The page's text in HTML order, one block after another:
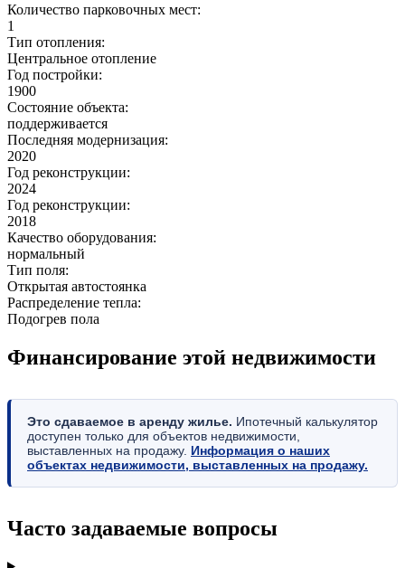
Количество парковочных мест:
1
Тип отопления:
Центральное отопление
Год постройки:
1900
Состояние объекта:
поддерживается
Последняя модернизация:
2020
Год реконструкции:
2024
Год реконструкции:
2018
Качество оборудования:
нормальный
Тип поля:
Открытая автостоянка
Распределение тепла:
Подогрев пола
Финансирование этой недвижимости
Это сдаваемое в аренду жилье. Ипотечный калькулятор
доступен только для объектов недвижимости,
выставленных на продажу. Информация о наших
объектах недвижимости, выставленных на продажу.
Часто задаваемые вопросы